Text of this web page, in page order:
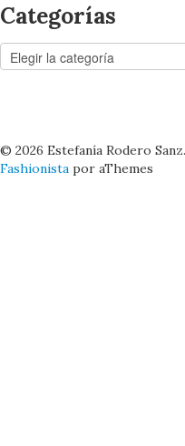
Categorías
Categorías
© 2026 Estefanía Rodero
Fashionista por aThemes